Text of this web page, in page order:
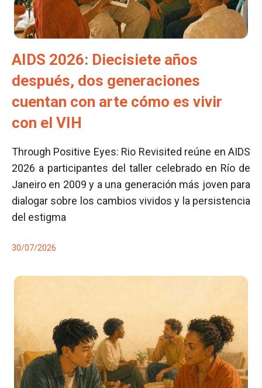
AIDS 2026: Diecisiete años
después, dos generaciones
cuentan con arte cómo es vivir
con el VIH
Through Positive Eyes: Rio Revisited reúne en AIDS
2026 a participantes del taller celebrado en Río de
Janeiro en 2009 y a una generación más joven para
dialogar sobre los cambios vividos y la persistencia
del estigma
30/07/2026